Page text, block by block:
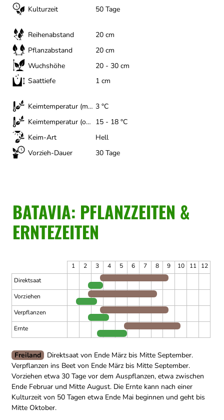
Kulturzeit
50 Tage
Reihenabstand
20 cm
Pflanzabstand
20 cm
Wuchshöhe
20 - 30 cm
Saattiefe
1 cm
Keimtemperatur (minimal)
3 °C
Keimtemperatur (optimal)
15 - 18 °C
Keim-Art
Hell
Vorzieh-Dauer
30 Tage
BATAVIA: PFLANZZEITEN &
ERNTEZEITEN
1 2 3 4 5 6 7 8 9 10 11
12
Direktsaat
Vorziehen
Verpflanzen
Ernte
Freiland
Direktsaat von Ende März bis Mitte September.
Verpflanzen ins Beet von Ende März bis Mitte September.
Vorziehen etwa 30 Tage vor dem Auspflanzen, etwa zwischen
Ende Februar und Mitte August. Die Ernte kann nach einer
Kulturzeit von 50 Tagen etwa Ende Mai beginnen und geht bis
Mitte Oktober.